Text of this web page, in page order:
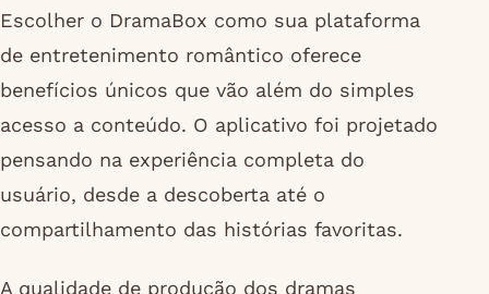
Escolher o DramaBox como sua plataforma
de entretenimento romântico oferece
benefícios únicos que vão além do simples
acesso a conteúdo. O aplicativo foi projetado
pensando na experiência completa do
usuário, desde a descoberta até o
compartilhamento das histórias favoritas.
A qualidade de produção dos dramas